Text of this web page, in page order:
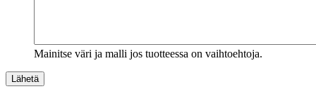
Mainitse väri ja malli jos tuotteessa on vaihtoehtoja.